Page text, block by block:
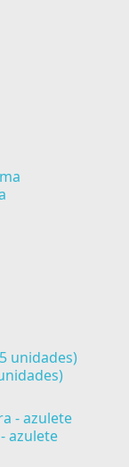
azulete